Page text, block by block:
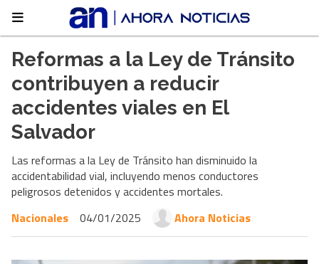
Reformas a la Ley de Tránsito
contribuyen a reducir
accidentes viales en El
Salvador
Las reformas a la Ley de Tránsito han disminuido la
accidentabilidad vial, incluyendo menos conductores
peligrosos detenidos y accidentes mortales.
Nacionales
04/01/2025 Ahora Noticias